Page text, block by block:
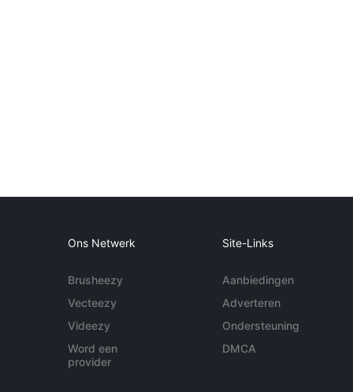
Ons Netwerk
Brusheezy
Vecteezy
Videezy
Word een
provider
Site-Links
Aanbiedingen
Adverteren
Ondersteuning
DMCA